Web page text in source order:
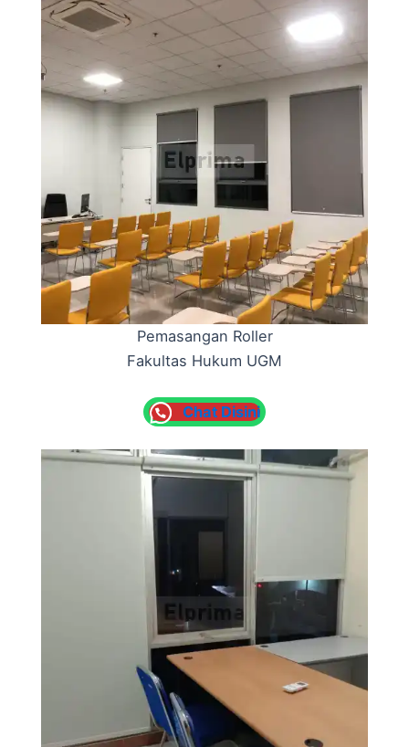
Pemasangan Roller
Fakultas Hukum UGM
Chat Disini